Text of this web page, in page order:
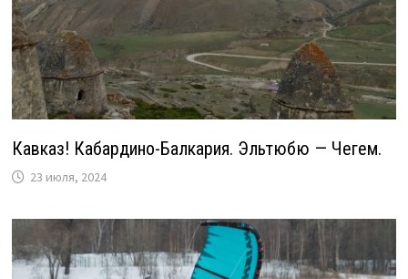
Кавказ! Кабардино-Балкария. Эльтюбю — Чегем.
23 июля, 2024